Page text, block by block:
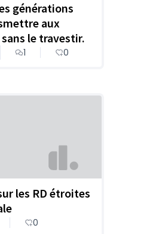
générations
aux
le travestir.
1 0
les RD étroites
0